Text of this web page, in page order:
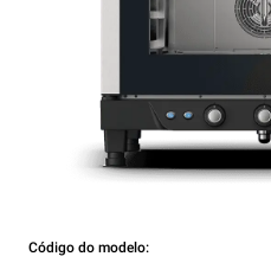
Código do modelo: